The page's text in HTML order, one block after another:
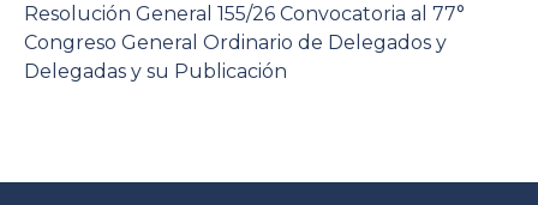
Resolución General 155/26 Convocatoria al 77°
Congreso General Ordinario de Delegados y
Delegadas y su Publicación